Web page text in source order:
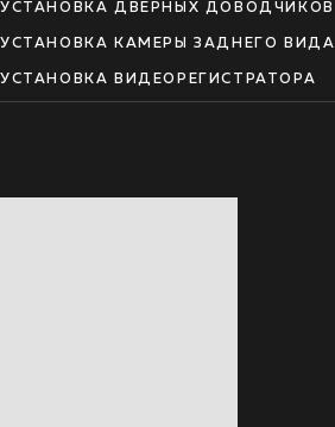
УСТАНОВКА ДВЕРНЫХ ДОВОДЧИКОВ
УСТАНОВКА КАМЕРЫ ЗАДНЕГО ВИДА
УСТАНОВКА ВИДЕОРЕГИСТРАТОРА